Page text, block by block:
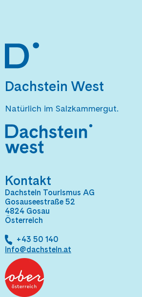
Dachstein West
Natürlich im Salzkammergut.
Kontakt
Dachstein Tourismus AG
Gosauseestraße 52
4824 Gosau
Österreich
+43 50 140
info@dachstein.at